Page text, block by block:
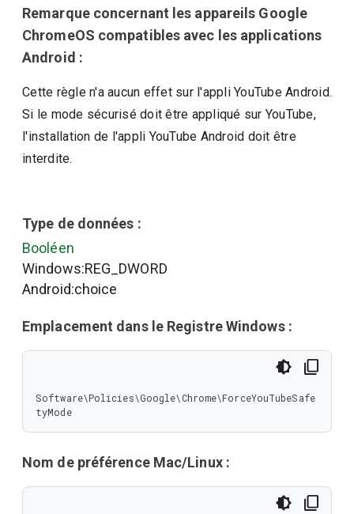
Remarque concernant les appareils Google
ChromeOS compatibles avec les applications
Android :
Cette règle n'a aucun effet sur l'appli YouTube Android.
Si le mode sécurisé doit être appliqué sur YouTube,
l'installation de l'appli YouTube Android doit être
interdite.
Type de données :
Booléen
Windows:REG_DWORD
Android:choice
Emplacement dans le Registre Windows :
Software\Policies\Google\Chrome\ForceYouTubeSafe
tyMode
Nom de préférence Mac/Linux :